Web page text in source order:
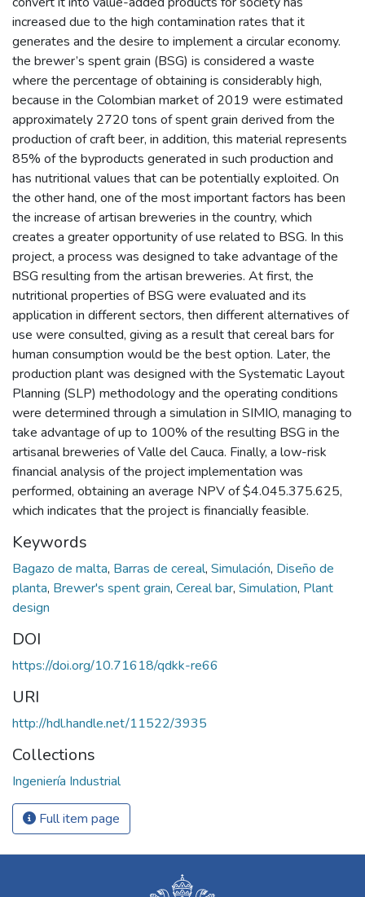
increased due to the high contamination rates that it
generates and the desire to implement a circular economy.
the brewer’s spent grain (BSG) is considered a waste
where the percentage of obtaining is considerably high,
because in the Colombian market of 2019 were estimated
approximately 2720 tons of spent grain derived from the
production of craft beer, in addition, this material represents
85% of the byproducts generated in such production and
has nutritional values that can be potentially exploited. On
the other hand, one of the most important factors has been
the increase of artisan breweries in the country, which
creates a greater opportunity of use related to BSG. In this
project, a process was designed to take advantage of the
BSG resulting from the artisan breweries. At first, the
nutritional properties of BSG were evaluated and its
application in different sectors, then different alternatives of
use were consulted, giving as a result that cereal bars for
human consumption would be the best option. Later, the
production plant was designed with the Systematic Layout
Planning (SLP) methodology and the operating conditions
were determined through a simulation in SIMIO, managing to
take advantage of up to 100% of the resulting BSG in the
artisanal breweries of Valle del Cauca. Finally, a low-risk
financial analysis of the project implementation was
performed, obtaining an average NPV of $4.045.375.625,
which indicates that the project is financially feasible.
Keywords
Bagazo de malta, Barras de cereal, Simulación, Diseño de
planta, Brewer's spent grain, Cereal bar, Simulation, Plant
design
DOI
https://doi.org/10.71618/qdkk-re66
URI
http://hdl.handle.net/11522/3935
Collections
Ingeniería Industrial
Full item page